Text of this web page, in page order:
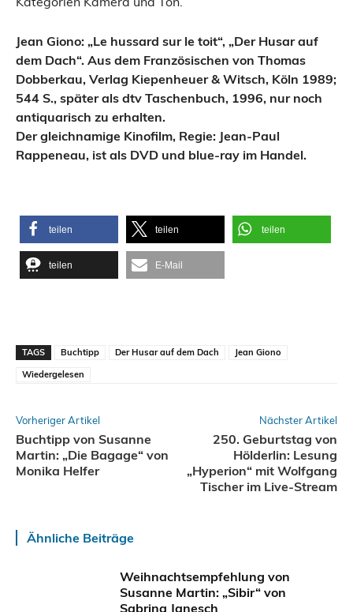
Jean Giono: „Le hussard sur le toit“, „Der Husar auf
dem Dach“. Aus dem Französischen von Thomas
Dobberkau, Verlag Kiepenheuer & Witsch, Köln 1989;
544 S., später als dtv Taschenbuch, 1996, nur noch
antiquarisch zu erhalten.
Der gleichnamige Kinofilm, Regie: Jean-Paul
Rappeneau, ist als DVD und blue-ray im Handel.
teilen teilen teilen
teilen E-Mail
TAGS Buchtipp Der Husar auf dem Dach
Jean Giono
Wiedergelesen
Vorheriger Artikel
Buchtipp von Susanne
Martin: „Die Bagage“ von
Monika Helfer
Nächster Artikel
250. Geburtstag von
Hölderlin: Lesung
„Hyperion“ mit Wolfgang
Tischer im Live-Stream
Ähnliche Beiträge
Weihnachtsempfehlung von
Susanne Martin: „Sibir“ von
Sabrina Janesch